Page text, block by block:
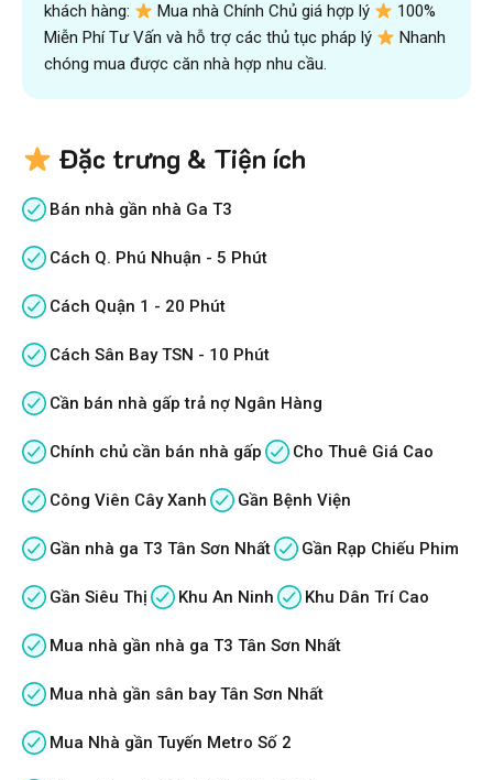
khách hàng:
Mua nhà Chính Chủ giá hợp lý
100%
Miễn Phí Tư Vấn và hỗ trợ các thủ tục pháp lý
Nhanh
chóng mua được căn nhà hợp nhu cầu.
Đặc trưng & Tiện ích
Bán nhà gần nhà Ga T3
Cách Q. Phú Nhuận - 5 Phút
Cách Quận 1 - 20 Phút
Cách Sân Bay TSN - 10 Phút
Cần bán nhà gấp trả nợ Ngân Hàng
Chính chủ cần bán nhà gấp Cho Thuê Giá Cao
Công Viên Cây Xanh Gần Bệnh Viện
Gần nhà ga T3 Tân Sơn Nhất Gần Rạp Chiếu Phim
Gần Siêu Thị Khu An Ninh Khu Dân Trí Cao
Mua nhà gần nhà ga T3 Tân Sơn Nhất
Mua nhà gần sân bay Tân Sơn Nhất
Mua Nhà gần Tuyến Metro Số 2